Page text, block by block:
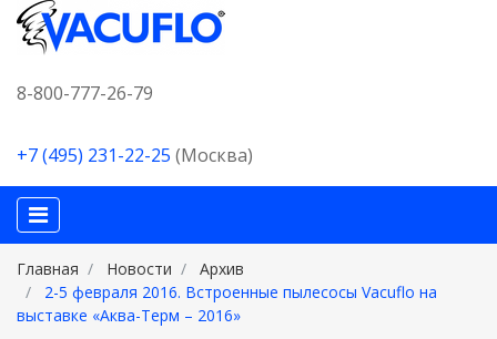
8-800-777-26-79
+7 (495) 231-22-25 (Москва)
Главная Новости
Архив
2-5 февраля 2016. Встроенные пылесосы Vacuflo на
выставке «Аква-Терм – 2016»